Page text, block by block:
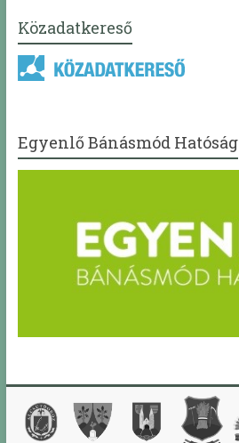
Közadatkereső
Egyenlő Bánásmód Hatóság